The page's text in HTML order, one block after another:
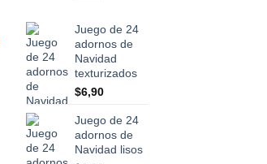
Juego de 24
adornos de
Navidad
texturizados
$6,90
Juego de 24
adornos de
Navidad lisos